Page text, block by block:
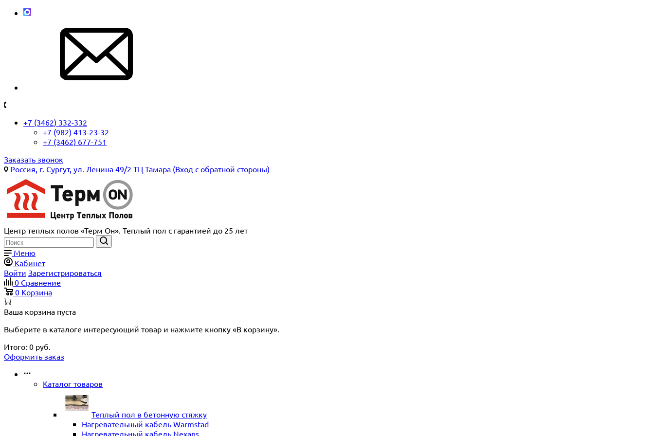
+7 (3462) 332-332
+7 (982) 413-23-32
+7 (3462) 677-751
Заказать звонок
Россия, г. Сургут, ул. Ленина 49/2 ТЦ Тамара (Вход с обратной стороны)
Центр теплых полов «Терм Он». Теплый пол с гарантией до 25 лет
Меню
Кабинет
Войти Зарегистрироваться
0 Сравнение
0 Корзина
Ваша корзина пуста
Выберите в каталоге интересующий товар и нажмите кнопку «В корзину».
Итого: 0 руб.
Оформить заказ
Каталог товаров
Теплый пол в бетонную стяжку
Нагревательный кабель Warmstad
Нагревательный кабель Nexans